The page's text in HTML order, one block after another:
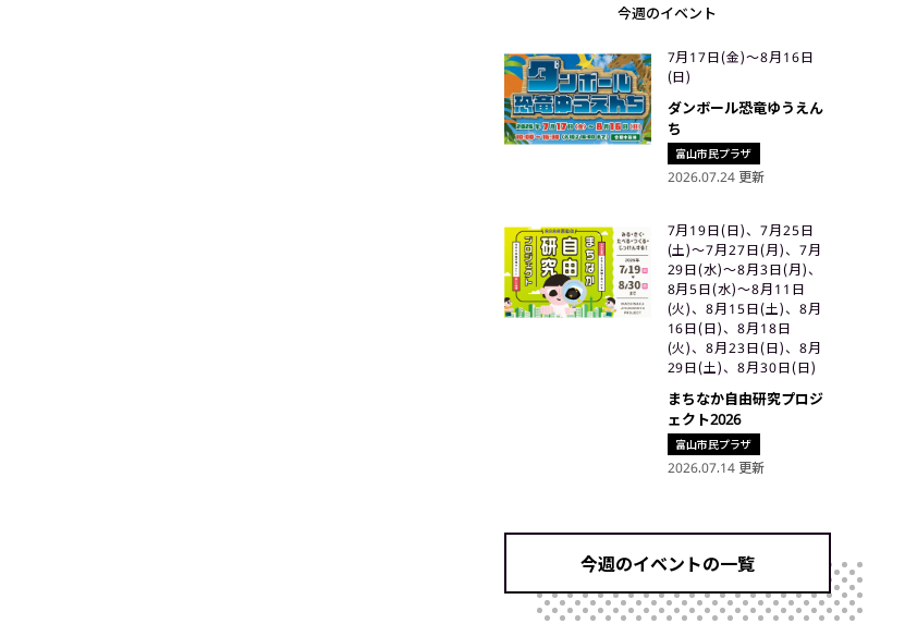
今週のイベント
富山市民プラザ
7月17日(金)〜8月16日
(日)
ダンボール恐竜ゆうえん
ち
2026.07.24 更新
富山市民プラザ
7月19日(日)、7月25日
(土)〜7月27日(月)、7月
29日(水)〜8月3日(月)、
8月5日(水)〜8月11日
(火)、8月15日(土)、8月
16日(日)、8月18日
(火)、8月23日(日)、8月
29日(土)、8月30日(日)
まちなか自由研究プロジ
ェクト2026
2026.07.14 更新
今週のイベントの一覧